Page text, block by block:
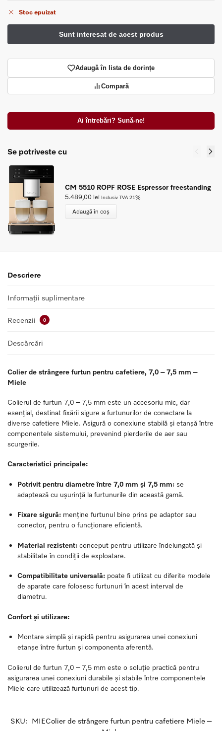
Stoc epuizat
Adaugă în lista de dorințe
Compară
Ai întrebări? Sună-ne!
Se potriveste cu
CM 5510 ROPF ROSE Espressor freestanding
5.489,00 lei Inclusiv TVA 21%
Adaugă în coș
Descriere
Informații suplimentare
Recenzii 0
Descărcări
Colier de strângere furtun pentru cafetiere, 7,0 – 7,5 mm –
Miele
Colierul de furtun 7,0 – 7,5 mm este un accesoriu mic, dar
esențial, destinat fixării sigure a furtunurilor de conectare la
diverse cafetiere Miele. Asigură o conexiune stabilă și etanșă între
componentele sistemului, prevenind pierderile de aer sau
scurgerile.
Caracteristici principale:
Potrivit pentru diametre între 7,0 mm și 7,5 mm: se
adaptează cu ușurință la furtunurile din această gamă.
Fixare sigură: menține furtunul bine prins pe adaptor sau
conector, pentru o funcționare eficientă.
Material rezistent: conceput pentru utilizare îndelungată și
stabilitate în condiții de exploatare.
Compatibilitate universală: poate fi utilizat cu diferite modele
de aparate care folosesc furtunuri în acest interval de
diametru.
Confort și utilizare:
Montare simplă și rapidă pentru asigurarea unei conexiuni
etanșe între furtun și componenta aferentă.
Colierul de furtun 7,0 – 7,5 mm este o soluție practică pentru
asigurarea unei conexiuni durabile și stabile între componentele
Miele care utilizează furtunuri de acest tip.
SKU:
MIEColier de strângere furtun pentru cafetiere Miele –